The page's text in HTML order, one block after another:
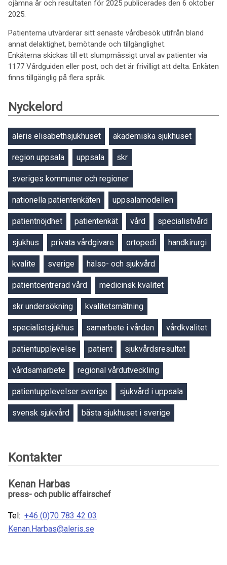
ojämna år och resultaten för 2025 publicerades den 6 oktober
2025.
Patienterna utvärderar sitt senaste vårdbesök utifrån bland
annat delaktighet, bemötande och tillgänglighet.
Enkäterna skickas till ett slumpmässigt urval av patienter via
1177 Vårdguiden eller post, och det är frivilligt att delta. Enkäten
finns tillgänglig på flera språk.
Nyckelord
aleris elisabethsjukhuset akademiska sjukhuset
region uppsala uppsala skr
sveriges kommuner och regioner
nationella patientenkäten uppsalamodellen
patientnöjdhet patientenkät vård specialistvård
sjukhus privata vårdgivare ortopedi handkirurgi
kvalite sverige hälso- och sjukvård
patientcentrerad vård medicinsk kvalitet
skr undersökning kvalitetsmätning
specialistsjukhus samarbete i vården vårdkvalitet
patientupplevelse patient sjukvårdsresultat
vårdsamarbete regional vårdutveckling
patientupplevelser sverige sjukvård i uppsala
svensk sjukvård bästa sjukhuset i sverige
Kontakter
Kenan Harbas
press- och public affairschef
Tel: +46 (0)70 783 42 03
Kenan.Harbas@aleris.se